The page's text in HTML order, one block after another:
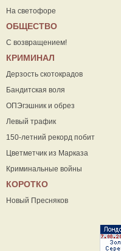
На светофоре
ОБЩЕСТВО
С возвращением!
КРИМИНАЛ
Дерзость скотокрадов
Бандитская воля
ОПЭгэшник и обрез
Левый трафик
150-летний рекорд побит
Цветметчик из Марказа
Криминальные войны
КОРОТКО
Новый Пресняков